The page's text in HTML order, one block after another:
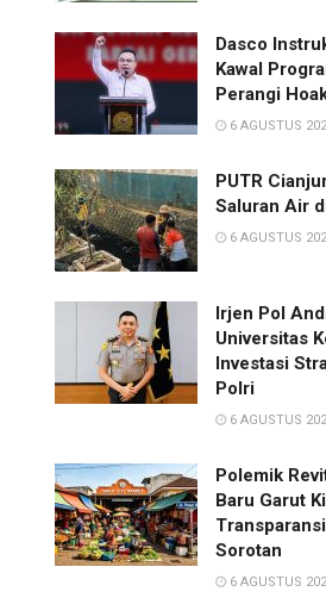
Dasco
Kawal
Perangi
6 AGUSTUS
PUTR
Saluran Air
6 AGUSTUS
Irjen Pol
Universitas
Investasi
Polri
6 AGUSTUS
Polemik
Baru Garut
Sorotan
6 AGUSTUS